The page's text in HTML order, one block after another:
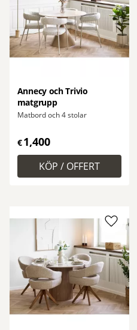
Annecy och Trivio
matgrupp
Matbord och 4 stolar
€1,400
Lägg